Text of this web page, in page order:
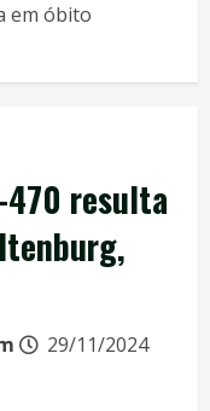
em óbito
470 resulta
29/11/2024